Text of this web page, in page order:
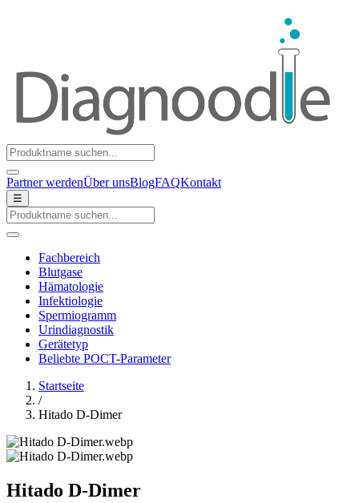
Partner werdenÜber unsBlogFAQKontakt
☰
Fachbereich
Blutgase
Hämatologie
Infektiologie
Spermiogramm
Urindiagnostik
Gerätetyp
Beliebte POCT-Parameter
Startseite
/
Hitado D-Dimer
Hitado D-Dimer